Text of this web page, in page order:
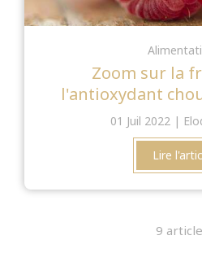
Zoom sur la
l'antioxydant
01 Juil 2022
Lire
9